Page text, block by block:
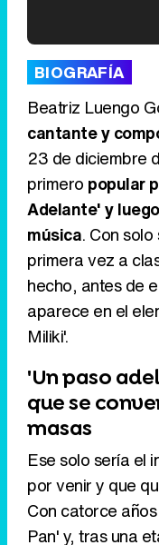
BIOGRAFÍA
Beatriz Luengo
cantante y
23 de diciembre
primero popular
Adelante' y
música. Con
primera vez a
hecho, antes de
aparece en el
Miliki'.
'Un paso
que se
masas
Ese solo sería el
por venir y que
Con catorce
Pan' y, tras una